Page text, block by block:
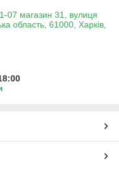
07 магазин 31, вулиця
область, 61000, Харків,